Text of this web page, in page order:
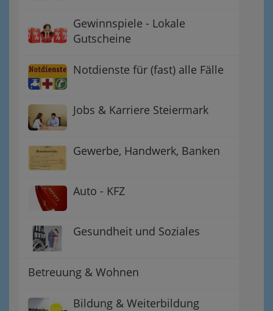
Gewinnspiele - Lokale
Gutscheine
Notdienste für (fast) alle Fälle
Jobs & Karriere Steiermark
Gewerbe, Handwerk, Banken
Auto - KFZ
Gesundheit und Soziales
Betreuung & Wohnen
Bildung & Weiterbildung